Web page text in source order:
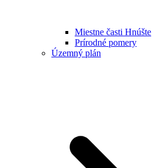
Miestne časti Hnúšte
Prírodné pomery
Územný plán